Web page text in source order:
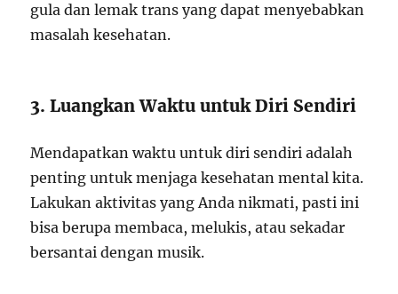
gula dan lemak trans yang dapat menyebabkan
masalah kesehatan.
3. Luangkan Waktu untuk Diri Sendiri
Mendapatkan waktu untuk diri sendiri adalah
penting untuk menjaga kesehatan mental kita.
Lakukan aktivitas yang Anda nikmati, pasti ini
bisa berupa membaca, melukis, atau sekadar
bersantai dengan musik.